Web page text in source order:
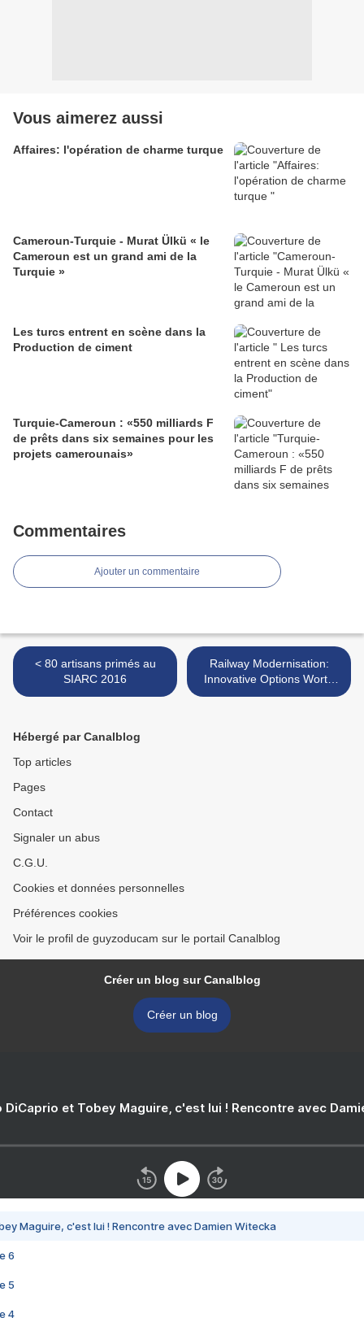
Vous aimerez aussi
Affaires: l'opération de charme turque
Cameroun-Turquie - Murat Ülkü « le
Cameroun est un grand ami de la
Turquie »
Les turcs entrent en scène dans la
Production de ciment
Turquie-Cameroun : «550 milliards F
de prêts dans six semaines pour les
projets camerounais»
Commentaires
Ajouter un commentaire
< 80 artisans primés au
SIARC 2016
Railway Modernisation:
Innovative Options Worth
Exploring >
Hébergé par Canalblog
Top articles
Pages
Contact
Signaler un abus
C.G.U.
Cookies et données personnelles
Préférences cookies
Voir le profil de guyzoducam sur le portail Canalblog
Créer un blog sur Canalblog
Créer un blog
DiCaprio et Tobey Maguire, c'est lui ! Rencontre avec
Maguire, c'est lui ! Rencontre avec Damien Witecka
6
5
4